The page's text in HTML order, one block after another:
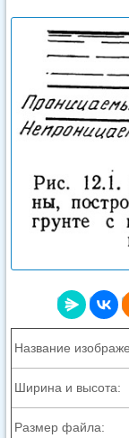
Название
Ширина и высота:
Размер файла: